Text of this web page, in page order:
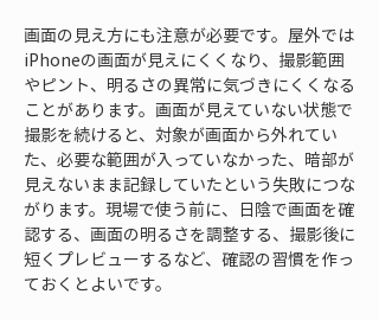
画面の見え方にも注意が必要です。屋外では
iPhoneの画面が見えにくくなり、撮影範囲
やピント、明るさの異常に気づきにくくなる
ことがあります。画面が見えていない状態で
撮影を続けると、対象が画面から外れてい
た、必要な範囲が入っていなかった、暗部が
見えないまま記録していたという失敗につな
がります。現場で使う前に、日陰で画面を確
認する、画面の明るさを調整する、撮影後に
短くプレビューするなど、確認の習慣を作っ
ておくとよいです。